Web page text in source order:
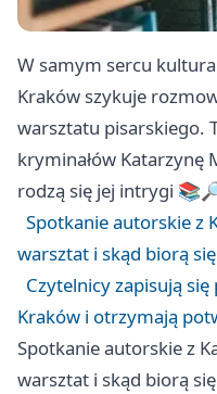
W samym sercu
Kraków szykuje
warsztatu pisarskiego.
kryminałów Katarzynę
rodzą się jej intrygi
Spotkanie autorskie z
warsztat i skąd biorą
Czytelnicy zapisują
Kraków i otrzymają
Spotkanie autorskie z
warsztat i skąd biorą